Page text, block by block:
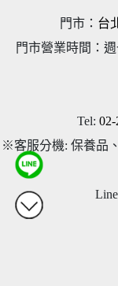
門市： 台
門市營業時間：
Tel: 02-
※客服分機: 保養品